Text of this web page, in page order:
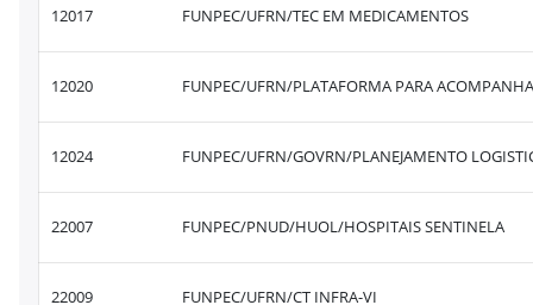
12017 FUNPEC/UFRN/TEC EM MEDICAMENTOS
12020 FUNPEC/UFRN/PLATAFORMA PARA
12024 FUNPEC/UFRN/GOVRN/PLANEJAMENTO
22007 FUNPEC/PNUD/HUOL/HOSPITAIS SENTINELA
22009 FUNPEC/UFRN/CT INFRA-VI